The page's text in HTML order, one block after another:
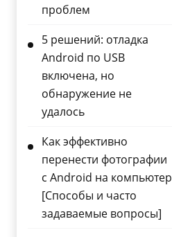
проблем
5 решений: отладка
Android по USB
включена, но
обнаружение не
удалось
Как эффективно
перенести фотографии
с Android на компьютер
[Способы и часто
задаваемые вопросы]